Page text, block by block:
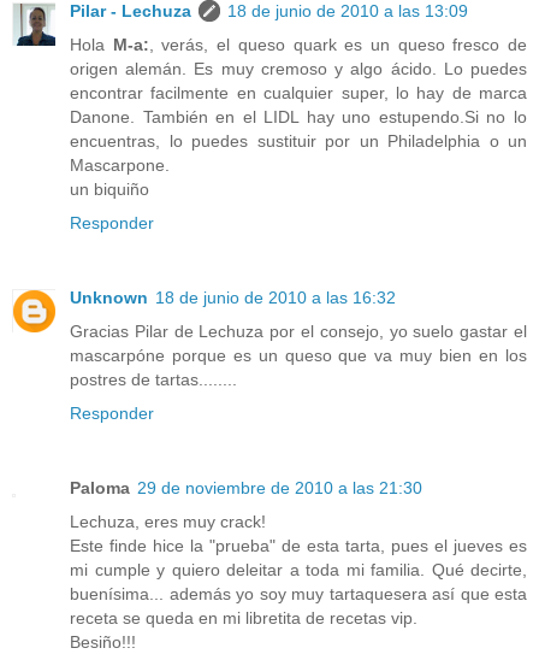
Pilar - Lechuza
18 de junio de 2010 a las 13:09
Hola M-a: , verás, el queso quark es un queso fresco de
origen alemán. Es muy cremoso y algo ácido. Lo puedes
encontrar facilmente en cualquier super, lo hay de marca
Danone. También en el LIDL hay uno estupendo.Si no lo
encuentras, lo puedes sustituir por un Philadelphia o un
Mascarpone.
un biquiño
Responder
Unknown 18 de junio de 2010 a las 16:32
Gracias Pilar de Lechuza por el consejo, yo suelo gastar el
mascarpóne porque es un queso que va muy bien en los
postres de tartas........
Responder
Paloma 29 de noviembre de 2010 a las 21:30
Lechuza, eres muy crack!
Este finde hice la "prueba" de esta tarta, pues el jueves es
mi cumple y quiero deleitar a toda mi familia. Qué decirte,
buenísima... además yo soy muy tartaquesera así que esta
receta se queda en mi libretita de recetas vip.
Besiño!!!